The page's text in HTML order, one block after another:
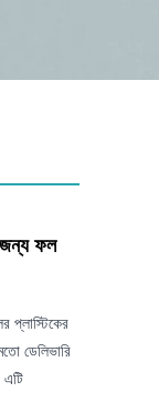
জন্য ফল
প্লাস্টিকের
ডেলিভারি